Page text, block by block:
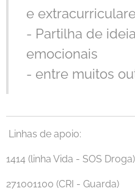
e
- Partilha de
emocionais
- entre muitos
Linhas de apoio:
1414 (linha Vida - SOS Droga)
271001100 (CRI - Guarda)